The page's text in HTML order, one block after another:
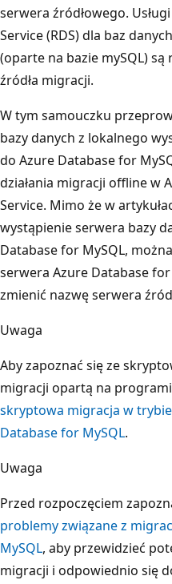
serwera źródłowego.
Service (RDS) dla baz
(oparte na bazie mySQL)
źródła migracji.
W tym samouczku
bazy danych z lokalnego
do Azure Database for
działania migracji offline w
Service. Mimo że w
wystąpienie serwera bazy
Database for MySQL,
serwera Azure Database
zmienić nazwę serwera
Uwaga
Aby zapoznać się ze
migracji opartą na
skryptowa migracja w
Database for MySQL.
Uwaga
Przed rozpoczęciem
problemy związane z
MySQL, aby przewidzieć
migracji i odpowiednio się